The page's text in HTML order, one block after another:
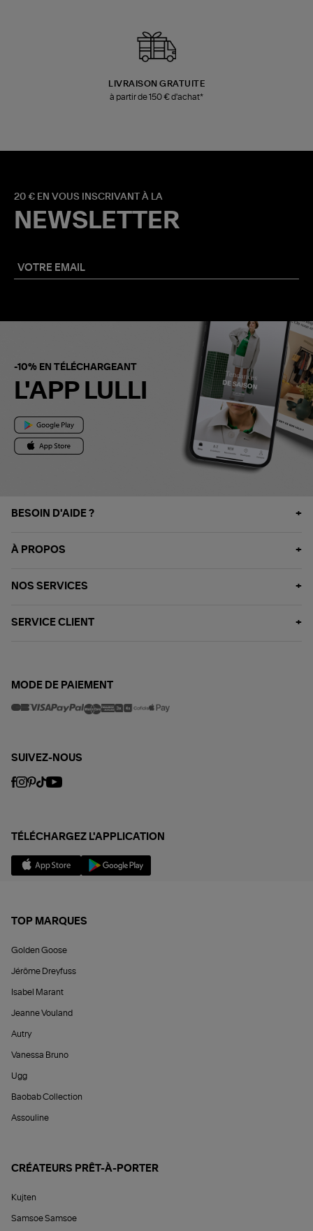
LIVRAISON GRATUITE
à partir de 150 € d'achat*
20 € EN VOUS INSCRIVANT À LA
NEWSLETTER
-10% EN TÉLÉCHARGEANT
L'APP LULLI
BESOIN D'AIDE ?
À PROPOS
NOS SERVICES
SERVICE CLIENT
MODE DE PAIEMENT
SUIVEZ-NOUS
TÉLÉCHARGEZ L'APPLICATION
TOP MARQUES
Golden Goose
Jérôme Dreyfuss
Isabel Marant
Jeanne Vouland
Autry
Vanessa Bruno
Ugg
Baobab Collection
Assouline
CRÉATEURS PRÊT-À-PORTER
Kujten
Samsoe Samsoe